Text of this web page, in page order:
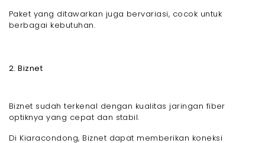
Paket yang ditawarkan juga bervariasi, cocok untuk
berbagai kebutuhan.
2. Biznet
Biznet sudah terkenal dengan kualitas jaringan fiber
optiknya yang cepat dan stabil.
Di Kiaracondong, Biznet dapat memberikan koneksi